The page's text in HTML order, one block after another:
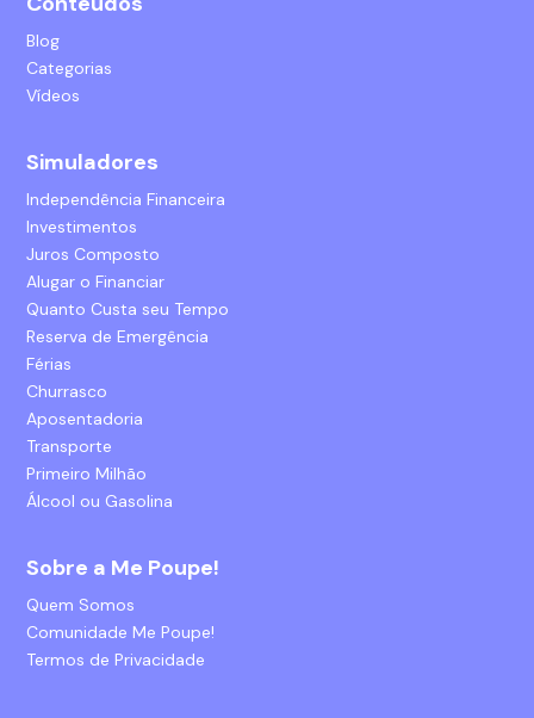
Blog
Categorias
Vídeos
Simuladores
Independência Financeira
Investimentos
Juros Composto
Alugar o Financiar
Quanto Custa seu Tempo
Reserva de Emergência
Férias
Churrasco
Aposentadoria
Transporte
Primeiro Milhão
Álcool ou Gasolina
Sobre a Me Poupe!
Quem Somos
Comunidade Me Poupe!
Termos de Privacidade